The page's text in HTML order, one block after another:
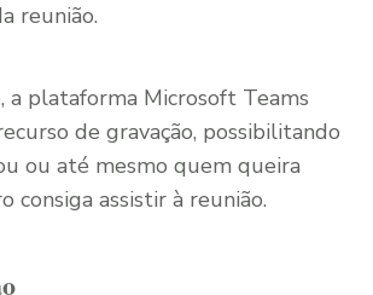
reunião.
a plataforma Microsoft Teams
de gravação, possibilitando
ou até mesmo quem queira
consiga assistir à reunião.